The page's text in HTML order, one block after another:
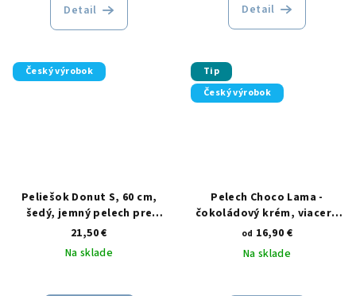
Detail Detail
Český výrobok
Peliešok Donut S, 60 cm,
šedý, jemný pelech pre
malé a stredné psy
21,50 €
Na sklade
Tip
Český výrobok
Pelech Choco Lama -
čokoládový krém, viacero
veľkostí
od 16,90 €
Na sklade